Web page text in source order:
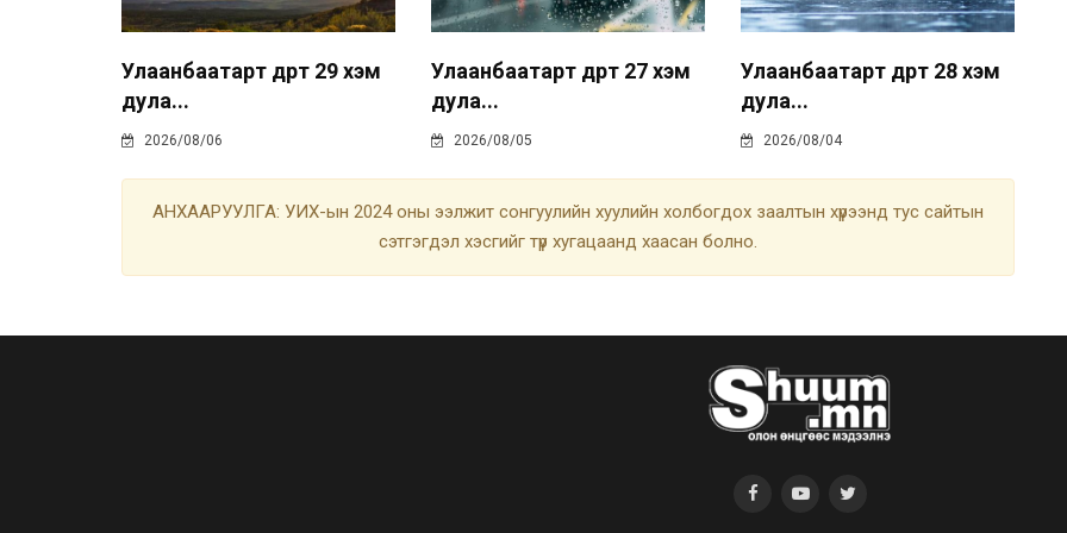
Улаанбаатарт өдөртөө 29 хэм
дула...
2026/08/06
Улаанбаатарт өдөртөө 27 хэм
дула...
2026/08/05
Улаанбаатарт өдөртөө 28 хэм
дула...
2026/08/04
АНХААРУУЛГА: УИХ-ын 2024 оны ээлжит сонгуулийн хуулийн холбогдох заалтын хүрээнд тус сайтын
сэтгэгдэл хэсгийг түр хугацаанд хаасан болно.